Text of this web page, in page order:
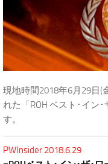
現地時間2018年6月29日(
れた「ROH ベスト･イン
す。
PWInsider 2018.6.29